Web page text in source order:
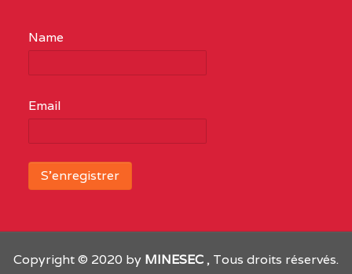
Name
Email
Copyright © 2020 by MINESEC, Tous droits réservés.